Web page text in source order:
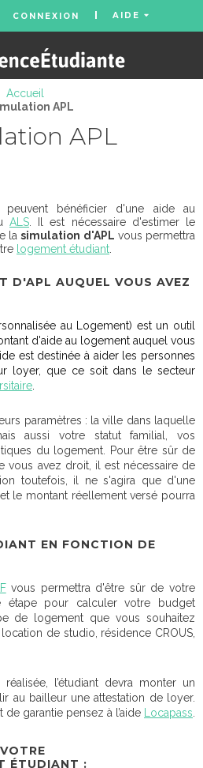
CONNEXION AIDE
Accueil
APL
APL
peuvent bénéficier d'une aide au
ALS . Il est nécessaire d'estimer le
lasimulation d'APL vous permettra
logement étudiant
D'APL AUQUEL VOUS AVEZ
au Logement) est un outil
d'aide au logement auquel vous
est destinée à aider les personnes
loyer, que ce soit dans le secteur
paramètres : la ville dans laquelle
aussi votre statut familial, vos
du logement. Pour être sûr de
vous avez droit, il est nécessaire de
toutefois, il ne s'agira que d'une
et le montant réellement versé pourra
EN FONCTION DE
vous permettra d'être sûr de votre
étape pour calculer votre budget
de logement que vous souhaitez
de studio, résidence CROUS,
réalisée, l’étudiant devra monter un
au bailleur une attestation de loyer.
de garantie pensez à l’aide
Locapass
ÉTUDIANT :